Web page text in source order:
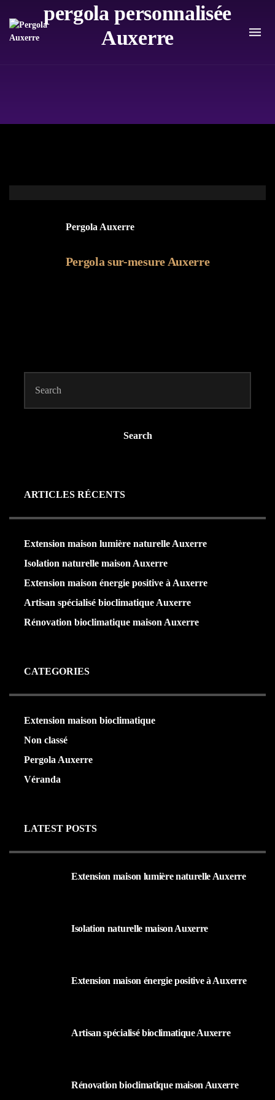
pergola personnalisée
Auxerre
Pergola Auxerre
Pergola sur-mesure Auxerre
Search
ARTICLES RÉCENTS
Extension maison lumière naturelle Auxerre
Isolation naturelle maison Auxerre
Extension maison énergie positive à Auxerre
Artisan spécialisé bioclimatique Auxerre
Rénovation bioclimatique maison Auxerre
CATEGORIES
Extension maison bioclimatique
Non classé
Pergola Auxerre
Véranda
LATEST POSTS
Extension maison lumière naturelle Auxerre
Isolation naturelle maison Auxerre
Extension maison énergie positive à Auxerre
Artisan spécialisé bioclimatique Auxerre
Rénovation bioclimatique maison Auxerre